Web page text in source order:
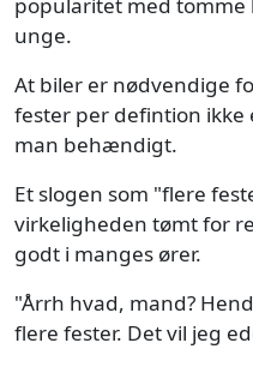
unge.
At biler er nødvendige
fester per defintion
man behændigt.
Et slogen som "flere
virkeligheden tømt for
godt i manges ører.
"Årrh hvad, mand?
flere fester. Det vil jeg